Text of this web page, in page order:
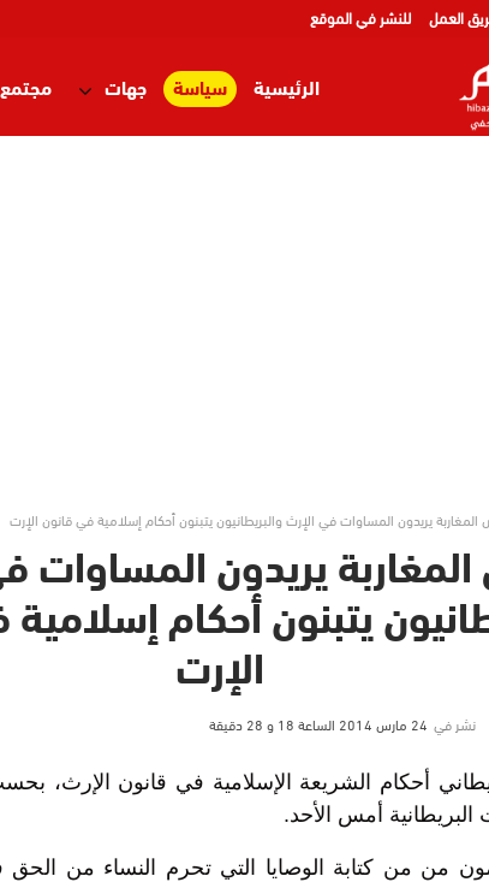
العمل للنشر في الموقع
الرئيسية سياسة جهات مجتمع
يريدون المساوات في الإرث والبريطانيون يتبنون أحكام إسلامية في قانون الإرت
يريدون المساوات
يتبنون أحكام
الإرت
نشر في 24 مارس 2014 الساعة 18 و 28 دقيقة
أحكام الشريعة الإسلامية في قانون الإرث،
البريطانية أمس الأحد.
من من كتابة الوصايا التي تحرم النساء من